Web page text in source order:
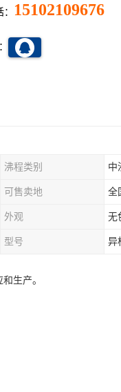
15102109676
沸程类别 中
可售卖地 全
外观 无
型号 异
生产。